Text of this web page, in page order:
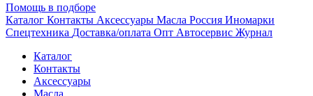
Помощь в подборе
Каталог Контакты Аксессуары Масла Россия Иномарки
Спецтехника Доставка/оплата Опт Автосервис Журнал
Каталог
Контакты
Аксессуары
Масла